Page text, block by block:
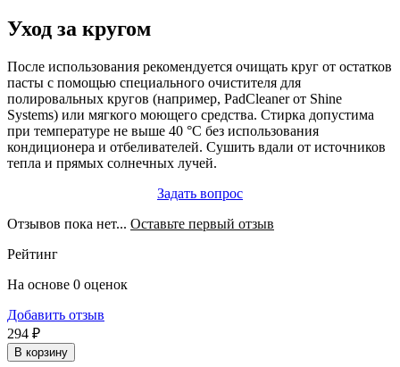
Уход за кругом
После использования рекомендуется очищать круг от остатков
пасты с помощью специального очистителя для
полировальных кругов (например, PadCleaner от Shine
Systems) или мягкого моющего средства. Стирка допустима
при температуре не выше 40 °C без использования
кондиционера и отбеливателей. Сушить вдали от источников
тепла и прямых солнечных лучей.
Задать вопрос
Отзывов пока нет... Оставьте первый отзыв
Рейтинг
На основе 0 оценок
Добавить отзыв
294 ₽
В корзину